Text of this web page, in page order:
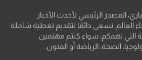
المصدر الرئيسي لأحدث الأخبار
العالم. نسعى دائمًا لتقديم تغطية شاملة
التي تهمكم، سواء كنتم مهتمين
الصحة، الرياضة أو الفنون.